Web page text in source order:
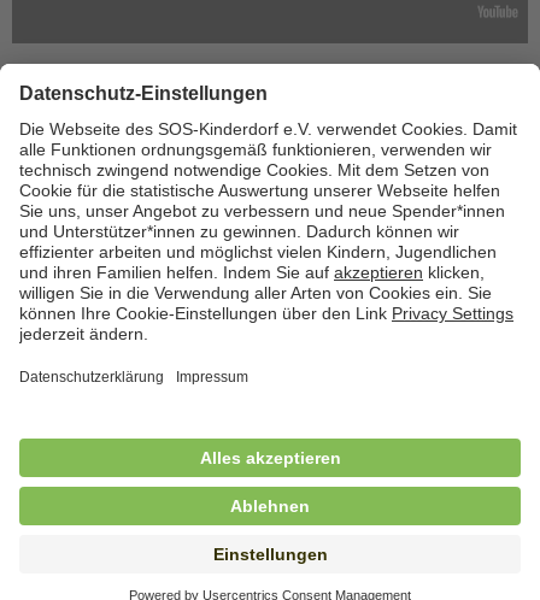
Zurück zum Stellenmarkt
Kontakt